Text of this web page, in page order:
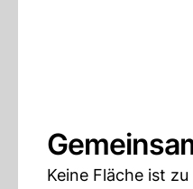
Keine Fläche ist